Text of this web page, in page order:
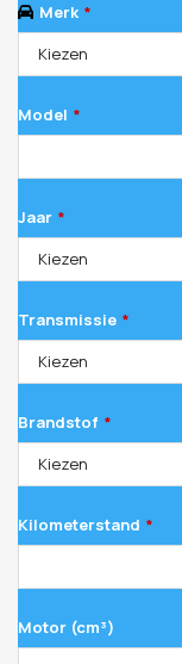
Merk *
Kiezen
Model *
Jaar *
Kiezen
Transmissie *
Kiezen
Brandstof *
Kiezen
Kilometerstand *
Motor (cm³)